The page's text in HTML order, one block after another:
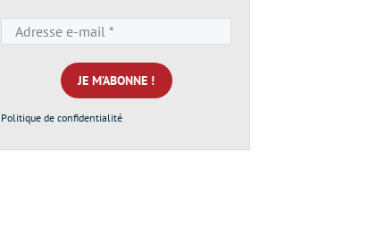
e-
mail
*
Politique de confidentialité